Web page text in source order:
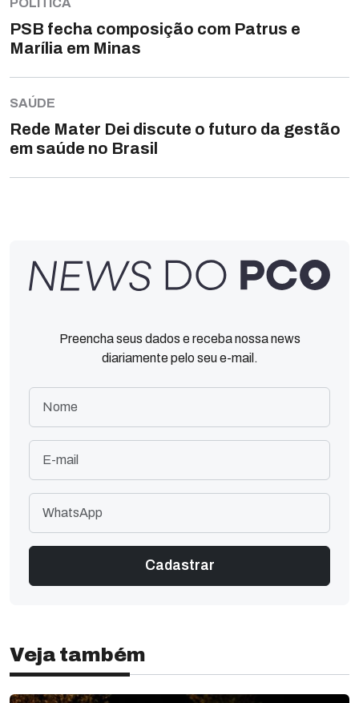
POLÍTICA
PSB fecha composição com Patrus e
Marília em Minas
SAÚDE
Rede Mater Dei discute o futuro da gestão
em saúde no Brasil
Preencha seus dados e receba nossa news
diariamente pelo seu e-mail.
Veja também